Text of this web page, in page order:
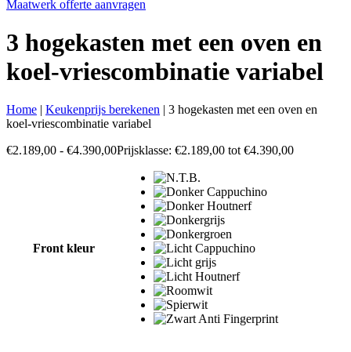
Maatwerk offerte aanvragen
3 hogekasten met een oven en
koel-vriescombinatie variabel
Home | Keukenprijs berekenen | 3 hogekasten met een oven en
koel-vriescombinatie variabel
€2.189,00 - €4.390,00Prijsklasse: €2.189,00 tot €4.390,00
Front kleur